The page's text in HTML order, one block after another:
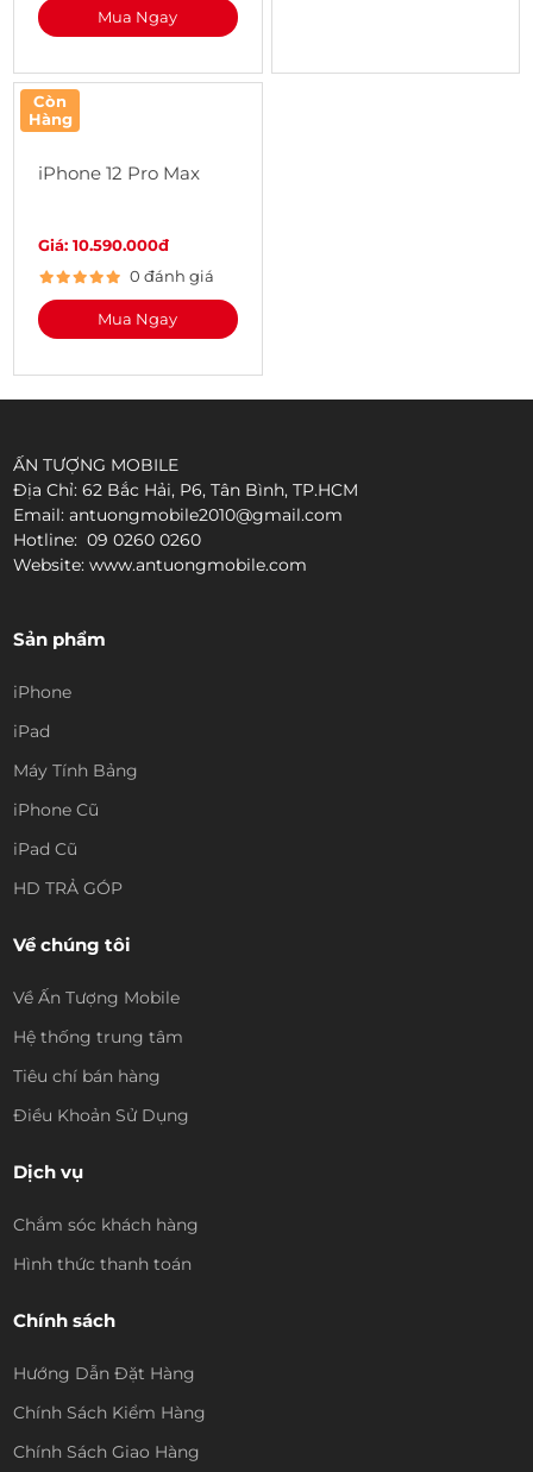
Mua Ngay
Còn
Hàng
iPhone 12 Pro Max
Giá: 10.590.000đ
0 đánh giá
Mua Ngay
ẤN TƯỢNG MOBILE
Địa Chỉ: 62 Bắc Hải, P6, Tân Bình, TP.HCM
Email: antuongmobile2010@gmail.com
Hotline: 09 0260 0260
Website: www.antuongmobile.com
Sản phẩm
iPhone
iPad
Máy Tính Bảng
iPhone Cũ
iPad Cũ
HD TRẢ GÓP
Về chúng tôi
Về Ấn Tượng Mobile
Hệ thống trung tâm
Tiêu chí bán hàng
Điều Khoản Sử Dụng
Dịch vụ
Chắm sóc khách hàng
Hình thức thanh toán
Chính sách
Hướng Dẫn Đặt Hàng
Chính Sách Kiểm Hàng
Chính Sách Giao Hàng